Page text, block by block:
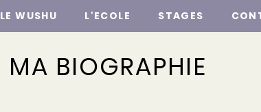
LE WUSHU L'ECOLE STAGES
MA BIOGRAPHIE